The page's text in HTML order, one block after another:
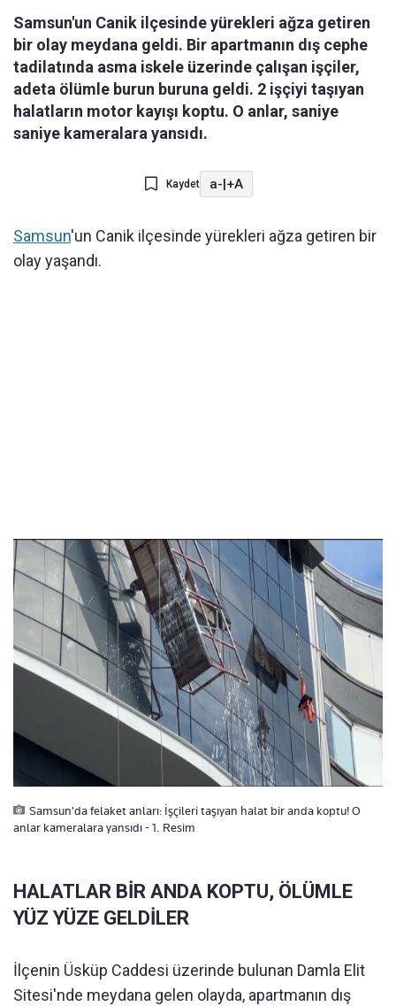
Samsun'un Canik ilçesinde yürekleri ağza getiren
bir olay meydana geldi. Bir apartmanın dış cephe
tadilatında asma iskele üzerinde çalışan işçiler,
adeta ölümle burun buruna geldi. 2 işçiyi taşıyan
halatların motor kayışı koptu. O anlar, saniye
saniye kameralara yansıdı.
Kaydet a-|+A
Samsun'un Canik ilçesinde yürekleri ağza getiren bir
olay yaşandı.
Samsun'da felaket anları: İşçileri taşıyan halat bir anda koptu! O
anlar kameralara yansıdı - 1. Resim
HALATLAR BİR ANDA KOPTU, ÖLÜMLE
YÜZ YÜZE GELDİLER
İlçenin Üsküp Caddesi üzerinde bulunan Damla Elit
Sitesi'nde meydana gelen olayda, apartmanın dış